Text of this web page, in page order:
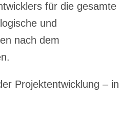
für die gesamte
und
nach dem
Projektentwicklung – in